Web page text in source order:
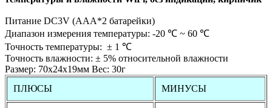
Питание DC3V (AAА*2 батарейки)
Диапазон измерения температуры: -20 ℃ ~ 60 ℃
Точность температуры: ± 1 ℃
Точность влажности: ± 5% относительной влажности
Размер: 70х24x19мм Вес: 30г
ПЛЮСЫ
МИНУСЫ